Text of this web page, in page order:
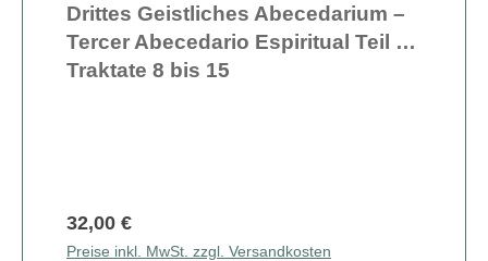
Drittes Geistliches Abecedarium –
Tercer Abecedario Espiritual Teil 2:
Traktate 8 bis 15
32,00 €
Preise inkl. MwSt. zzgl. Versandkosten